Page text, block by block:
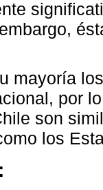
mayoría
por
son
los